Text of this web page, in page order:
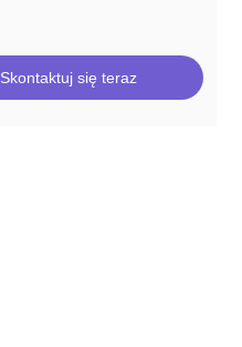
Skontaktuj się teraz